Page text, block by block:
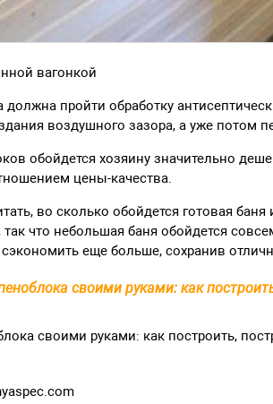
вагонкой
должна пройти обработку
воздушного зазора, а уже потом
обойдется хозяину значительно
цены-качества.
во сколько обойдется готовая
что небольшая баня обойдется
еще больше, сохранив
своими руками: как
своими руками: как построить,